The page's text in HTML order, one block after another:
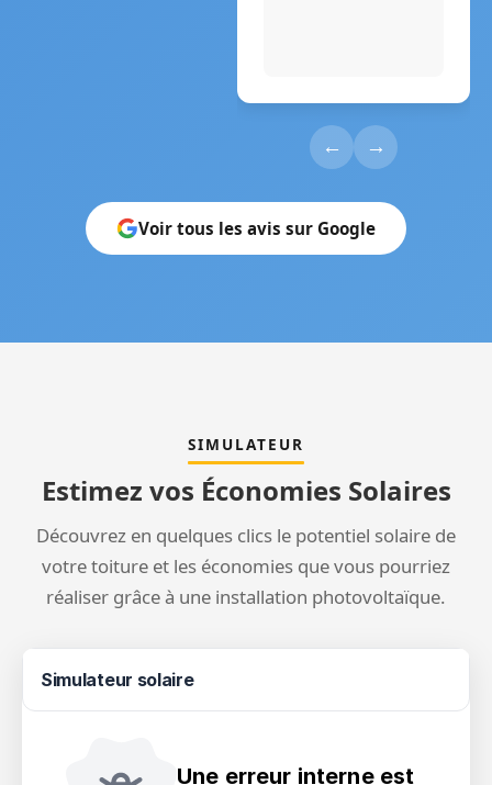
← →
Voir tous les avis sur Google
SIMULATEUR
Estimez vos Économies Solaires
Découvrez en quelques clics le potentiel solaire de
votre toiture et les économies que vous pourriez
réaliser grâce à une installation photovoltaïque.